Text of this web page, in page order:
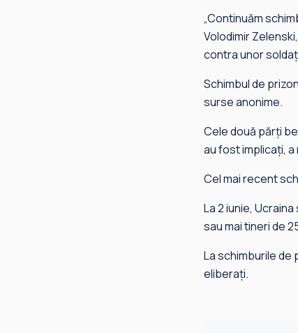
„Continuăm
Volodimir
contra unor
Schimbul de
surse anonime.
Cele două părți
au fost implicați,
Cel mai recent
La 2 iunie,
sau mai tineri de
La schimburile de
eliberați.